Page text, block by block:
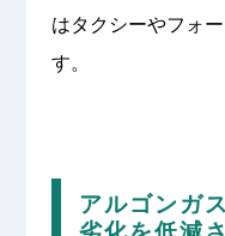
はタクシーやフォ
す。
アルゴンガ